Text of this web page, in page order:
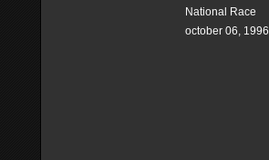
National Race
october 06, 1996